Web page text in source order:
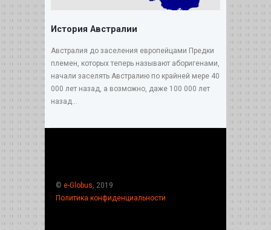
История Австралии
Австралия до заселения европейцами Предки
племен, которых теперь называют аборигенами,
начали заселять Австралию по крайней мере 40
000 лет назад, а возможно, даже 100 000 лет
назад...
© e-Globus , 2019
Политика конфиденциальности